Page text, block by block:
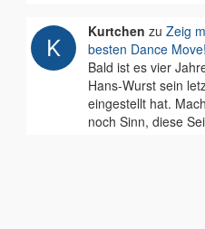
Kurtchen zu Zeig
besten Dance Move!
Bald ist es vier
Hans-Wurst sein
eingestellt hat.
noch Sinn, diese